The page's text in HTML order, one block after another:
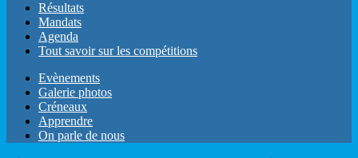
Résultats
Mandats
Agenda
Tout savoir sur les compétitions
Evènements
Galerie photos
Créneaux
Apprendre
On parle de nous